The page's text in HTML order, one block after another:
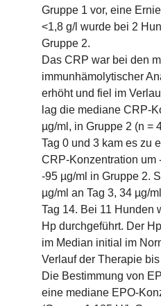
Gruppe 1 vor, eine
<1,8 g/l wurde bei 2
Gruppe 2.
Das CRP war bei den
immunhämolytischer
erhöht und fiel im
lag die mediane CRP-
µg/ml, in Gruppe 2 (n =
Tag 0 und 3 kam es zu
CRP-Konzentration um
-95 µg/ml in Gruppe 2.
µg/ml an Tag 3, 34 µg/
Tag 14. Bei 11 Hunden
Hp durchgeführt. Der
im Median initial im
Verlauf der Therapie
Die Bestimmung von
eine mediane EPO-